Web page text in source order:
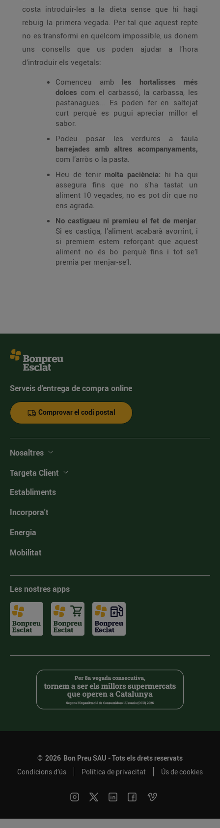
costa introduir-les a la dieta sense que hi hagi
rebuig la primera vegada. Per tal que aquest repte
no es transformi en quelcom impossible, us donem
uns consells que us poden ajudar a l’hora
d’introduir els vegetals:
Comenceu amb les hortalisses més
dolces com el carbassó, la carbassa, les
pastanagues... Es poden fer en saltejat
curt perquè es pugui apreciar millor el
sabor.
Podeu posar les verdures a taula
barrejades amb altres acompanyaments,
com l’arròs o la pasta.
Heu de tenir molta paciència: hi ha qui
assegura fins que no s'ha tastat un
aliment 10 vegades, no es pot dir que no
ens agrada.
No castigueu ni premieu el fet de menjar.
Si es castiga, l’aliment acabarà avorrint, i
si premiem estem reforçant que aquest
aliment no és bo perquè fins i tot se’l
premia per menjar-se’l.
Serveis d'entrega de compra online
Comprovar el codi postal
Nosaltres
Targeta Client
Establiments
Incorpora't
Energia
Mobilitat
Les nostres apps
© 2026 Bon Preu SAU - Tots els drets reservats
Condicions d’ús
Política de privacitat Ús de cookies